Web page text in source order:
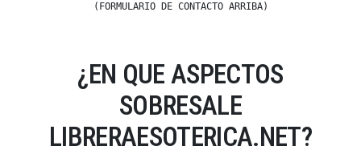
(FORMULARIO DE CONTACTO ARRIBA)
¿EN QUE ASPECTOS
SOBRESALE
LIBRERAESOTERICA.NET?